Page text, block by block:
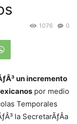
0
1076
un incremento
por medio
Temporales
la SecretarÃƒÂ­a